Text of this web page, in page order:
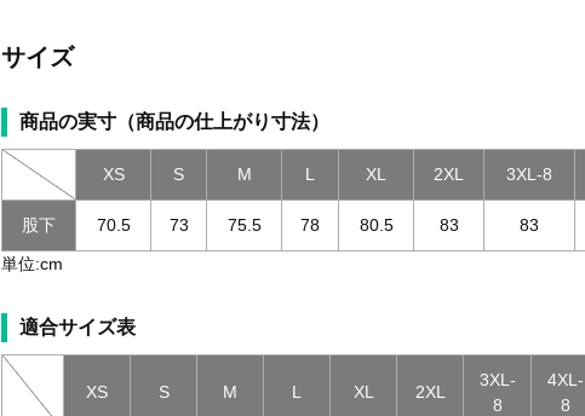
サイズ
商品の実寸（商品の仕上がり寸法）
XS S M L XL 2XL 3XL-8
股下 70.5 73 75.5 78 80.5 83 83
単位:cm
適合サイズ表
XS S M L XL 2XL
3XL-
8
4XL-
8